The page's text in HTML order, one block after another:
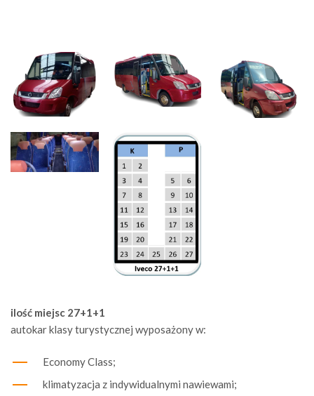
ilość miejsc 27+1+1
autokar klasy turystycznej wyposażony w:
Economy Class;
klimatyzacja z indywidualnymi nawiewami;